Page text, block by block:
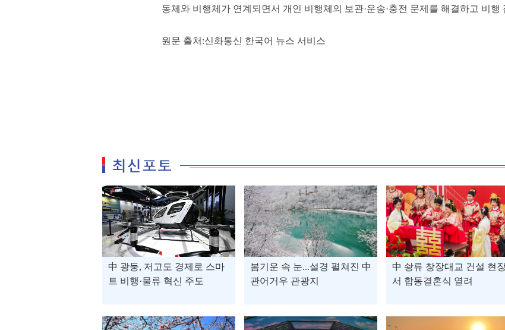
동체와 비행체가 연계되면서 개인 비행체의 보관·운송·충전 문제를 해결하고 비
원문 출처:신화통신 한국어 뉴스 서비스
中 광둥, 저고도 경제로 스마
트 비행·물류 혁신 주도
봄기운 속 눈...설경 펼쳐진 中
관어거우 관광지
中 솽류 창장대교 건설 현
서 합동결혼식 열려